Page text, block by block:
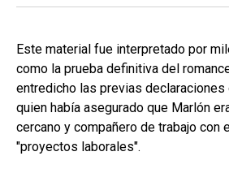
Este material fue interpretado por
como la prueba definitiva del
entredicho las previas declaraciones
quien había asegurado que Marlón
cercano y compañero de trabajo con
"proyectos laborales".